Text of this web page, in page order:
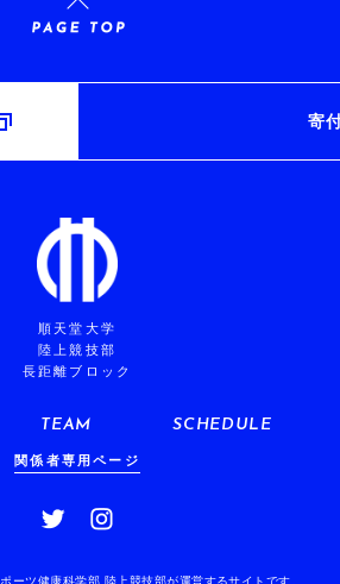
寄
順天堂大学
陸上競技部
長距離ブロック
TEAM SCHEDULE
関係者専用ページ
ーツ健康科学部 陸上競技部が運営するサイトです。